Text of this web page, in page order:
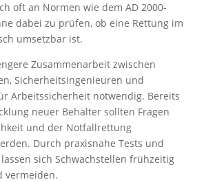
oft an Normen wie dem AD 2000-
dabei zu prüfen, ob eine Rettung im
umsetzbar ist.
Zusammenarbeit zwischen
Sicherheitsingenieuren und
Arbeitssicherheit notwendig. Bereits
neuer Behälter sollten Fragen
und der Notfallrettung
Durch praxisnahe Tests und
sich Schwachstellen frühzeitig
vermeiden.